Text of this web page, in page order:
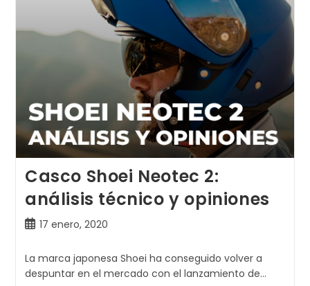
Casco Shoei Neotec 2:
análisis técnico y opiniones
Publicación
la
entrada:
17 enero, 2020
La marca japonesa Shoei ha conseguido volver a
despuntar en el mercado con el lanzamiento de…